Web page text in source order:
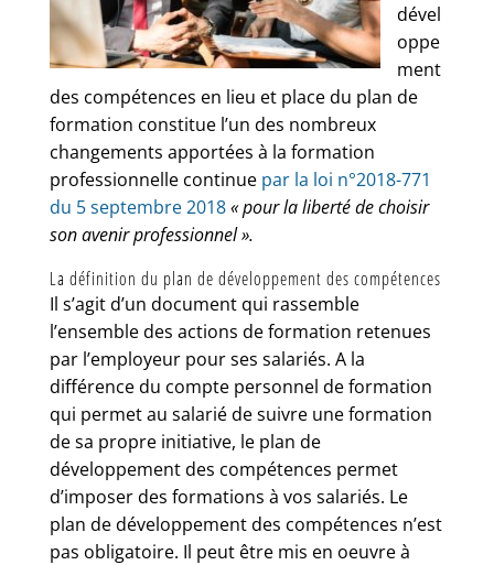
dével
oppe
ment
des compétences en lieu et place du plan de
formation constitue l’un des nombreux
changements apportées à la formation
professionnelle continue par la loi n°2018-771
du 5 septembre 2018« pour la liberté de choisir
son avenir professionnel ».
La définition du plan de développement des compétences
Il s’agit d’un document qui rassemble
l’ensemble des actions de formation retenues
par l’employeur pour ses salariés. A la
différence du compte personnel de formation
qui permet au salarié de suivre une formation
de sa propre initiative, le plan de
développement des compétences permet
d’imposer des formations à vos salariés. Le
plan de développement des compétences n’est
pas obligatoire. Il peut être mis en oeuvre à